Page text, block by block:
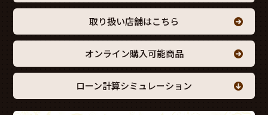
取り扱い店舗はこちら
オンライン購入可能商品
ローン計算シミュレーション